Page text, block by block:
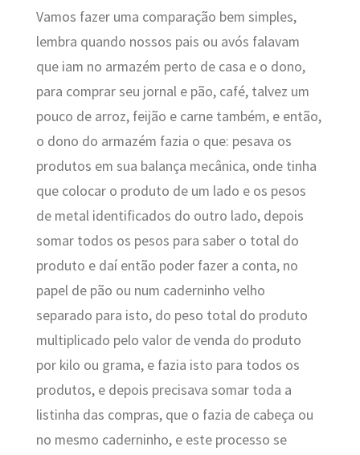
Vamos fazer uma comparação bem simples,
lembra quando nossos pais ou avós falavam
que iam no armazém perto de casa e o dono,
para comprar seu jornal e pão, café, talvez um
pouco de arroz, feijão e carne também, e então,
o dono do armazém fazia o que: pesava os
produtos em sua balança mecânica, onde tinha
que colocar o produto de um lado e os pesos
de metal identificados do outro lado, depois
somar todos os pesos para saber o total do
produto e daí então poder fazer a conta, no
papel de pão ou num caderninho velho
separado para isto, do peso total do produto
multiplicado pelo valor de venda do produto
por kilo ou grama, e fazia isto para todos os
produtos, e depois precisava somar toda a
listinha das compras, que o fazia de cabeça ou
no mesmo caderninho, e este processo se